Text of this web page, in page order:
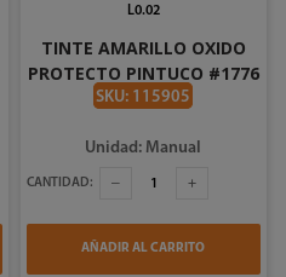
TINTE AMARILLO OXIDO
PROTECTO PINTUCO #1776
1/4 = 32 ONZAS
SKU: 115905
L0.02
Unidad: Manual
CANTIDAD:
AÑADIR AL CARRITO